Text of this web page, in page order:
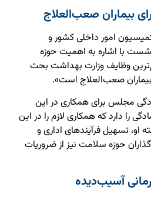
بیماران صعب‌العلاج
امور داخلی کشور و
با اشاره به اهمیت حوزه
وظایف وزارت بهداشت بحث
صعب‌العلاج است».
مجلس برای همکاری در این
را دارد که همکاری لازم را در این
تسهیل فرآیندهای اداری و
حوزه سلامت نیز از ضروریات
آسیب‌دیده